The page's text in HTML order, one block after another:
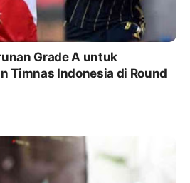
Grade A untuk
Timnas Indonesia di Round